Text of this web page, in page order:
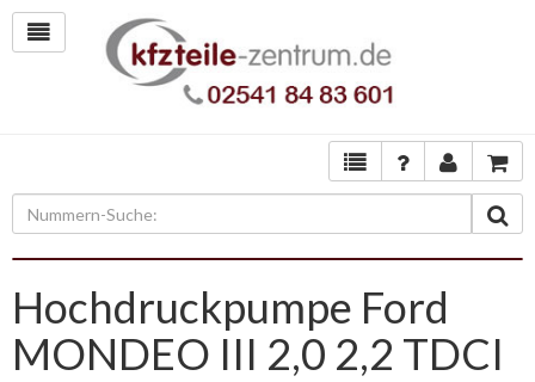
Hochdruckpumpe Ford
MONDEO III 2,0 2,2 TDCI